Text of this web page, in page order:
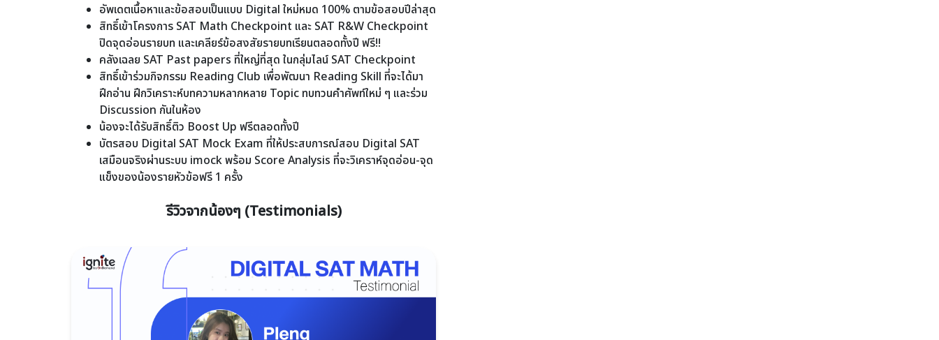
อัพเดตเนื้อหาและข้อสอบเป็นแบบ Digital ใหม่หมด 100% ตามข้อสอบปีล่าสุด
สิทธิ์เข้าโครงการ SAT Math Checkpoint และ SAT R&W Checkpoint
ปิดจุดอ่อนรายบท และเคลียร์ข้อสงสัยรายบทเรียนตลอดทั้งปี ฟรี!!
คลังเฉลย SAT Past papers ที่ใหญ่ที่สุด ในกลุ่มไลน์ SAT Checkpoint
สิทธิ์เข้าร่วมกิจกรรม Reading Club เพื่อพัฒนา Reading Skill ที่จะได้มา
ฝึกอ่าน ฝึกวิเคราะห์บทความหลากหลาย Topic ทบทวนคำศัพท์ใหม่ ๆ และร่วม
Discussion กันในห้อง
น้องจะได้รับสิทธิ์ติว Boost Up ฟรีตลอดทั้งปี
บัตรสอบ Digital SAT Mock Exam ที่ให้ประสบการณ์สอบ Digital SAT
เสมือนจริงผ่านระบบ imock พร้อม Score Analysis ที่จะวิเคราห์จุดอ่อน-จุด
แข็งของน้องรายหัวข้อฟรี 1 ครั้ง
รีวิวจากน้องๆ (Testimonials)